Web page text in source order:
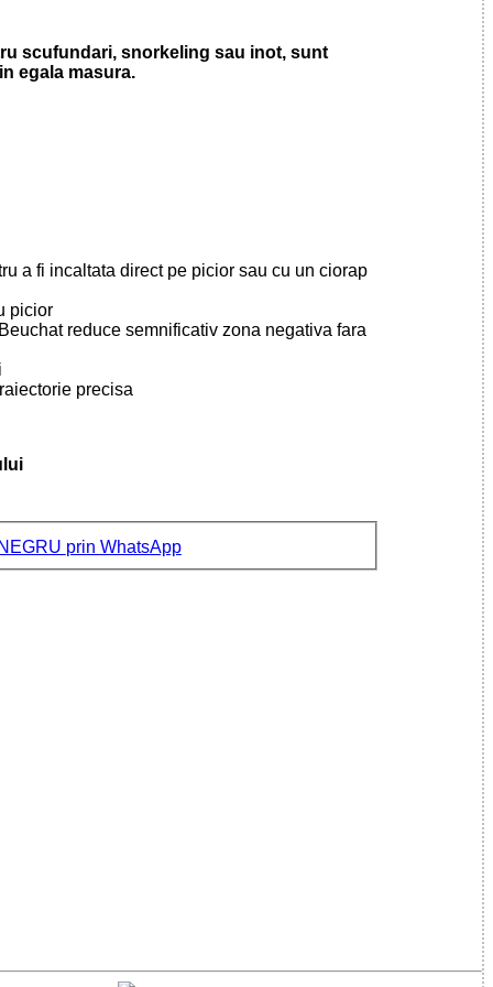
scufundari, snorkeling sau inot, sunt
egala masura.
a fi incaltata direct pe picior sau cu un ciorap
picior
reduce semnificativ zona negativa fara
precisa